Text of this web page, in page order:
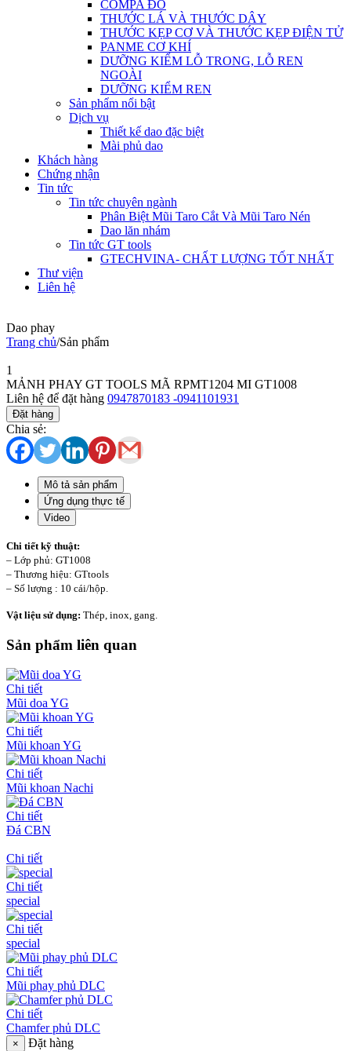
COMPA ĐO
THƯỚC LÁ VÀ THƯỚC DÂY
THƯỚC KẸP CƠ VÀ THƯỚC KẸP ĐIỆN TỬ
PANME CƠ KHÍ
DƯỠNG KIỂM LỖ TRONG, LỖ REN
NGOÀI
DƯỠNG KIỂM REN
Sản phẩm nổi bật
Dịch vụ
Thiết kế dao đặc biệt
Mài phủ dao
Khách hàng
Chứng nhận
Tin tức
Tin tức chuyên ngành
Phân Biệt Mũi Taro Cắt Và Mũi Taro Nén
Dao lăn nhám
Tin tức GT tools
GTECHVINA- CHẤT LƯỢNG TỐT NHẤT
Thư viện
Liên hệ
Dao phay
Trang chủ/Sản phẩm
1
MẢNH PHAY GT TOOLS MÃ RPMT1204 MI GT1008
Liên hệ để đặt hàng 0947870183 -0941101931
Đặt hàng
Chia sẻ:
Mô tả sản phẩm
Ứng dụng thực tế
Video
Chi tiết kỹ thuật:
– Lớp phủ: GT1008
– Thương hiệu: GTtools
– Số lượng : 10 cái/hộp.
Vật liệu sử dụng: Thép, inox, gang.
Sản phẩm liên quan
Chi tiết
Mũi doa YG
Chi tiết
Mũi khoan YG
Chi tiết
Mũi khoan Nachi
Chi tiết
Đá CBN
Chi tiết
Chi tiết
special
Chi tiết
special
Chi tiết
Mũi phay phủ DLC
Chi tiết
Chamfer phủ DLC
× Đặt hàng